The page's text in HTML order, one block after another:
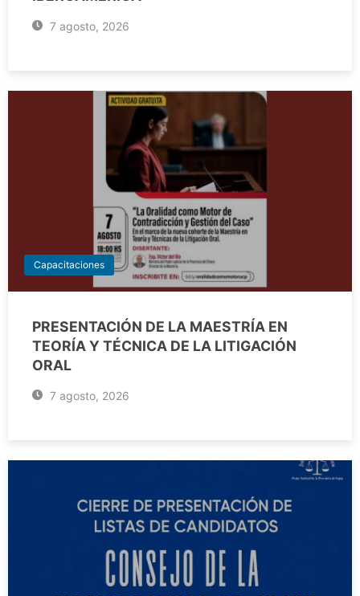
7 agosto, 2026
Capacitaciones
PRESENTACIÓN DE LA MAESTRÍA EN
TEORÍA Y TÉCNICA DE LA LITIGACIÓN
ORAL
7 agosto, 2026